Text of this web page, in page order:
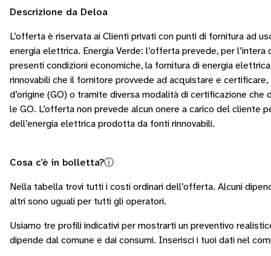
Descrizione da Deloa
L’offerta è riservata ai Clienti privati con punti di fornitura ad
energia elettrica. Energia Verde: l’offerta prevede, per l’intera
presenti condizioni economiche, la fornitura di energia
rinnovabili che il fornitore provvede ad acquistare e
d’origine (GO) o tramite diversa modalità di certificazione che
le GO. L’offerta non prevede alcun onere a carico del cliente
dell’energia elettrica prodotta da fonti rinnovabili.
Cosa c’è in bolletta?ⓘ
Nella tabella trovi tutti i costi ordinari dell’offerta. Alcuni
altri sono uguali per tutti gli operatori.
Usiamo tre profili indicativi per mostrarti un preventivo
dipende dal comune e dai consumi. Inserisci i tuoi dati nel